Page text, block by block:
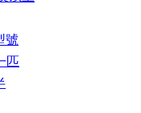
號
匹